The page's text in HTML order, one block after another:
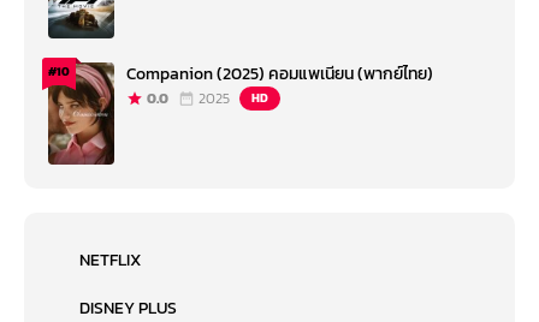
#10 Companion (2025) คอมแพเนียน (พากย์ไทย)
0.0 2025 HD
NETFLIX
DISNEY PLUS